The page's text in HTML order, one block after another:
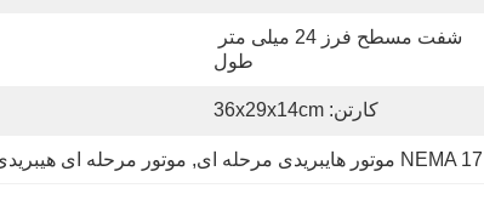
طول
کارتن: 36x29x14cm
NEMA 17 موتور هایبریدی مرحله ای , موتور مرحله ای هیبریدی 34 میلی